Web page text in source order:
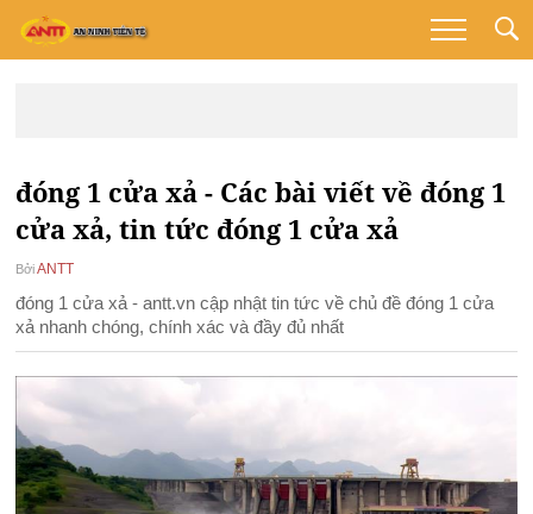
đóng 1 cửa xả - Các bài viết về đóng 1
cửa xả, tin tức đóng 1 cửa xả
Bởi ANTT
đóng 1 cửa xả - antt.vn cập nhật tin tức về chủ đề đóng 1 cửa
xả nhanh chóng, chính xác và đầy đủ nhất